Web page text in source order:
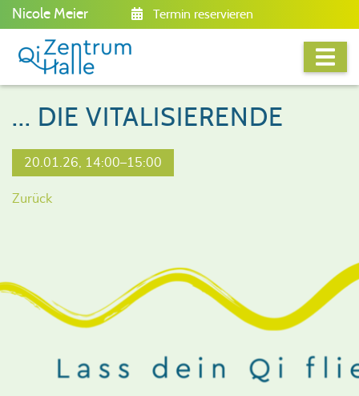
Nicole Meier Termin reservieren
... DIE VITALISIERENDE
20.01.26, 14:00–15:00
Zurück